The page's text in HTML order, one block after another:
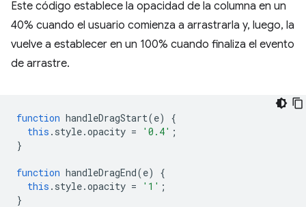
Este código establece la opacidad de la columna en un
40% cuando el usuario comienza a arrastrarla y, luego, la
vuelve a establecer en un 100% cuando finaliza el evento
de arrastre.
function handleDragStart(e)
{
this . style.opacity = '0.4' ;
}
function handleDragEnd(e)
{
this . style.opacity = '1' ;
}